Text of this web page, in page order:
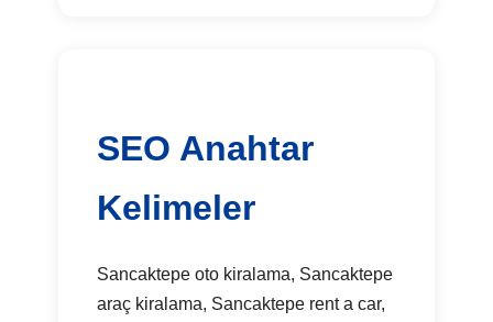
SEO Anahtar
Kelimeler
Sancaktepe oto kiralama, Sancaktepe
araç kiralama, Sancaktepe rent a car,